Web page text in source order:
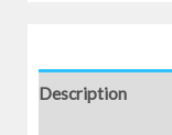
Description